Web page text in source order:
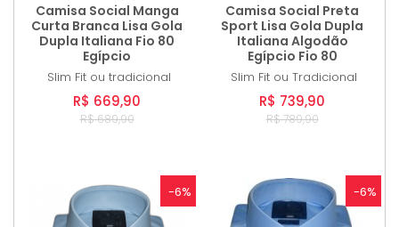
Camisa Social Manga
Curta Branca Lisa Gola
Dupla Italiana Fio 80
Egípcio
Slim Fit ou tradicional
R$ 669,90
R$ 689,90
Camisa Social Preta
Sport Lisa Gola Dupla
Italiana Algodão
Egípcio Fio 80
Slim Fit ou Tradicional
R$ 739,90
R$ 789,90
-6% -6%